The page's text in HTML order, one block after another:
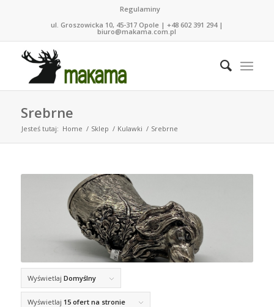
Regulaminy
ul. Groszowicka 10, 45-317 Opole | +48 602 391 294 |
biuro@makama.com.pl
Srebrne
Jesteś tutaj: Home / Sklep / Kulawki / Srebrne
Wyświetlaj Domyślny
Wyświetlaj 15 ofert na stronie